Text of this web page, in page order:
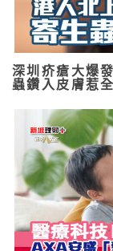
深圳疥瘡大爆
蟲鑽入皮膚惹